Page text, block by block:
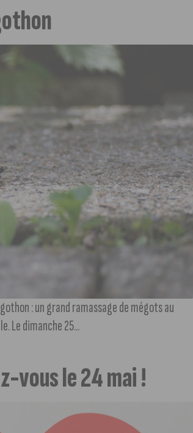
: un grand ramassage de mégots au
Le dimanche 25...
vous le 24 mai !